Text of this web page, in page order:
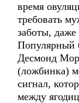
время
требовать
заботы, даже
Популярный
Десмонд
(ложбинка)
сигнал,
между